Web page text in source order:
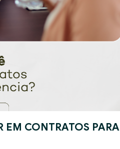
EM CONTRATOS PARA